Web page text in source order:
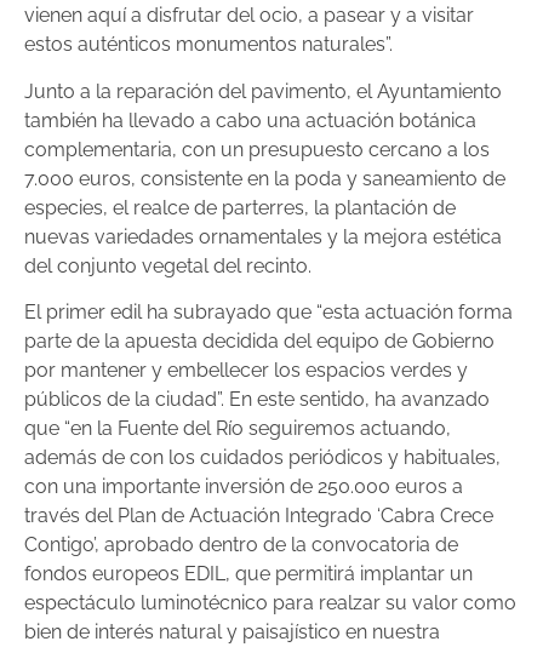
vienen aquí a disfrutar del ocio, a pasear y a visitar
estos auténticos monumentos naturales”.
Junto a la reparación del pavimento, el Ayuntamiento
también ha llevado a cabo una actuación botánica
complementaria, con un presupuesto cercano a los
7.000 euros, consistente en la poda y saneamiento de
especies, el realce de parterres, la plantación de
nuevas variedades ornamentales y la mejora estética
del conjunto vegetal del recinto.
El primer edil ha subrayado que “esta actuación forma
parte de la apuesta decidida del equipo de Gobierno
por mantener y embellecer los espacios verdes y
públicos de la ciudad”. En este sentido, ha avanzado
que “en la Fuente del Río seguiremos actuando,
además de con los cuidados periódicos y habituales,
con una importante inversión de 250.000 euros a
través del Plan de Actuación Integrado ‘Cabra Crece
Contigo’, aprobado dentro de la convocatoria de
fondos europeos EDIL, que permitirá implantar un
espectáculo luminotécnico para realzar su valor como
bien de interés natural y paisajístico en nuestra